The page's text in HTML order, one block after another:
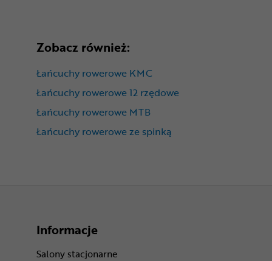
Zobacz również:
Łańcuchy rowerowe KMC
Łańcuchy rowerowe 12 rzędowe
Łańcuchy rowerowe MTB
Łańcuchy rowerowe ze spinką
Informacje
Salony stacjonarne